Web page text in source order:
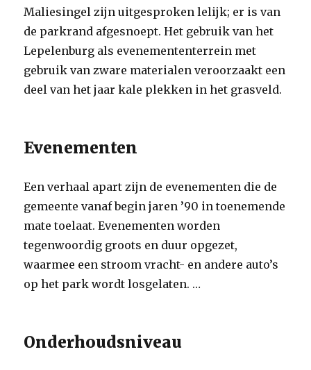
Maliesingel zijn uitgesproken lelijk; er is van
de parkrand afgesnoept. Het gebruik van het
Lepelenburg als evenemententerrein met
gebruik van zware materialen veroorzaakt een
deel van het jaar kale plekken in het grasveld.
Evenementen
Een verhaal apart zijn de evenementen die de
gemeente vanaf begin jaren ’90 in toenemende
mate toelaat. Evenementen worden
tegenwoordig groots en duur opgezet,
waarmee een stroom vracht- en andere auto’s
op het park wordt losgelaten. …
Onderhoudsniveau